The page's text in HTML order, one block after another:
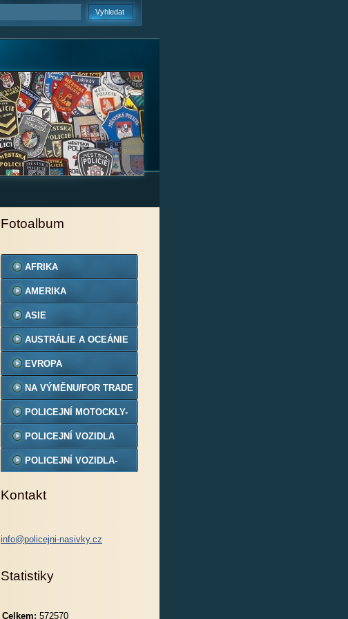
Fotoalbum
AFRIKA
AMERIKA
ASIE
AUSTRÁLIE A OCEÁNIE
EVROPA
NA VÝMĚNU/FOR TRADE
POLICEJNÍ MOTOCKLY-
MODELY
POLICEJNÍ VOZIDLA
POLICEJNÍ VOZIDLA-
Kontakt
info@policejni-nasivky.cz
Statistiky
Celkem: 572570